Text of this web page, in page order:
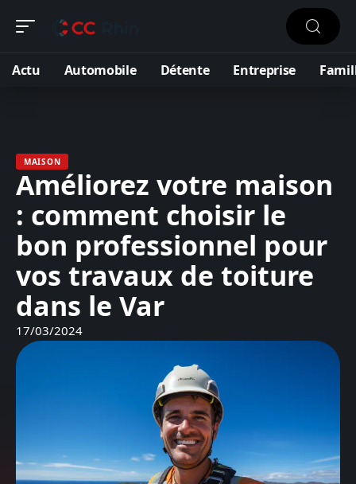
Actu Automobile Détente Entreprise
MAISON
Améliorez votre maison
: comment choisir le
bon professionnel pour
vos travaux de toiture
dans le Var
17/03/2024